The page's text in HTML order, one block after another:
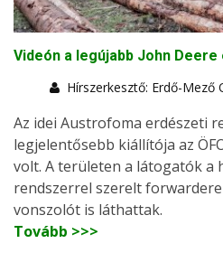
Videón a legújabb John
Hírszerkesztő: Erdő-Mező
Az idei Austrofoma erdészeti
legjelentősebb kiállítója az
volt. A területen a látogatók a
rendszerrel szerelt
vonszolót is láthattak.
Tovább >>>